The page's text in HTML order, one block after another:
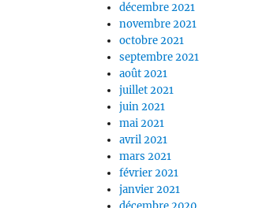
décembre 2021
novembre 2021
octobre 2021
septembre 2021
août 2021
juillet 2021
juin 2021
mai 2021
avril 2021
mars 2021
février 2021
janvier 2021